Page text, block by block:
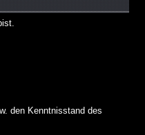
den Kenntnisstand des